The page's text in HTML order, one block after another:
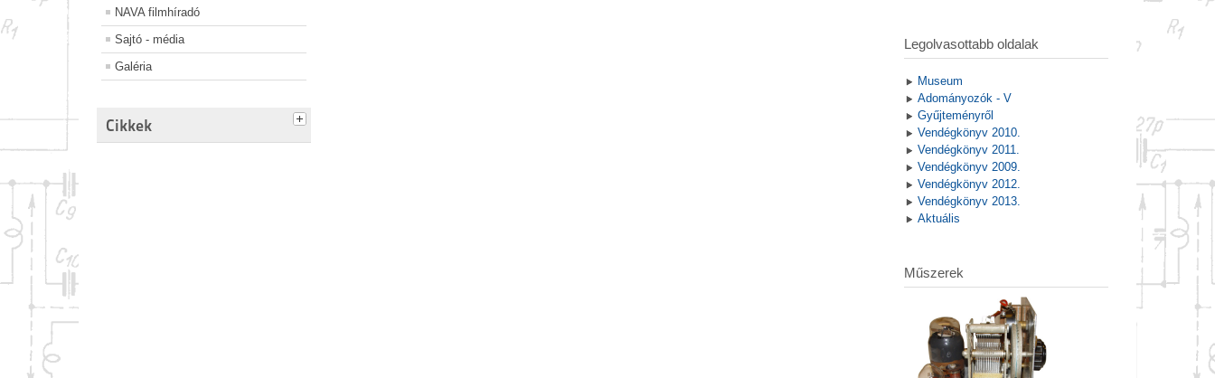
NAVA filmhíradó
Sajtó - média
Galéria
Cikkek
Legolvasottabb oldalak
Museum
Adományozók - V
Gyűjteményről
Vendégkönyv 2010.
Vendégkönyv 2011.
Vendégkönyv 2009.
Vendégkönyv 2012.
Vendégkönyv 2013.
Aktuális
Műszerek